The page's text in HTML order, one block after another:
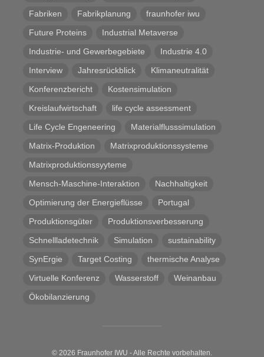
Fabriken
Fabrikplanung
fraunhofer iwu
Future Proteins
Industrial Metaverse
Industrie- und Gewerbegebiete
Industrie 4.0
Interview
Jahresrückblick
Klimaneutralität
Konferenzbericht
Kostensimulation
Kreislaufwirtschaft
life cycle assessment
Life Cycle Engeneering
Materialflusssimulation
Matrix-Produktion
Matrixproduktionssysteme
Matrixproduktionssyyteme
Mensch-Maschine-Interaktion
Nachhaltigkeit
Optimierung der Energieflüsse
Portugal
Produktionsgüter
Produktionsverbesserung
Schnellladetechnik
Simulation
sustainability
SynErgie
Target Costing
thermische Analyse
Virtuelle Konferenz
Wasserstoff
Weinanbau
Ökobilanzierung
© 2026 Fraunhofer IWU - Alle Rechte vorbehalten.